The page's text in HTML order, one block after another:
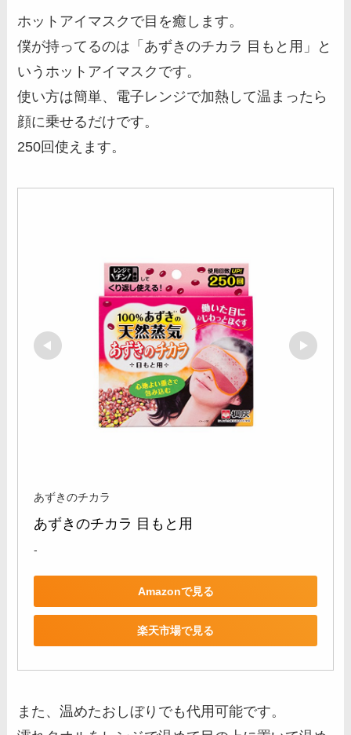
ホットアイマスクで目を癒します。
僕が持ってるのは「あずきのチカラ 目もと用」と
いうホットアイマスクです。
使い方は簡単、電子レンジで加熱して温まったら
顔に乗せるだけです。
250回使えます。
あずきのチカラ
あずきのチカラ 目もと用
-
Amazonで見る
楽天市場で見る
また、温めたおしぼりでも代用可能です。